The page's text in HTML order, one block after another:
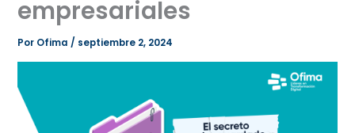
empresariales
Por Ofima/ septiembre 2, 2024